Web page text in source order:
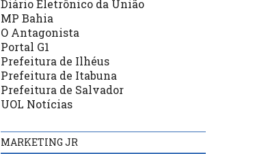
Diário Eletrônico da União
MP Bahia
O Antagonista
Portal G1
Prefeitura de Ilhéus
Prefeitura de Itabuna
Prefeitura de Salvador
UOL Notícias
MARKETING JR